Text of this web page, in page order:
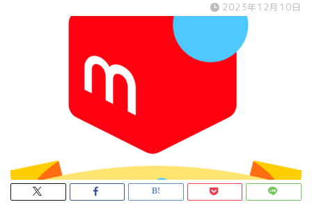
2023年12月10日